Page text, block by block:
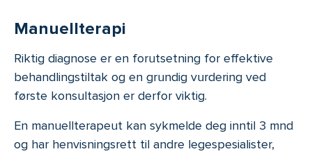
Manuellterapi
Riktig diagnose er en forutsetning for effektive
behandlingstiltak og en grundig vurdering ved
første konsultasjon er derfor viktig.
En manuellterapeut kan sykmelde deg inntil 3 mnd
og har henvisningsrett til andre legespesialister,